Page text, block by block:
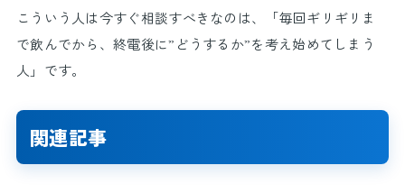
こういう人は今すぐ相談すべきなのは、「毎回ギリギリま
で飲んでから、終電後に”どうするか”を考え始めてしまう
人」です。
関連記事